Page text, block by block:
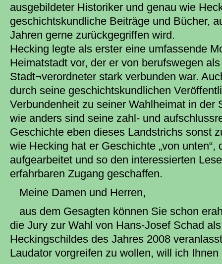
ausgebildeter Historiker und genau wie
geschichtskundliche Beiträge und Bücher,
Jahren gerne zurückgegriffen wird.
Hecking legte als erster eine umfassende
Heimatstadt vor, der er von berufswegen
Stadt¬verordneter stark verbunden war.
durch seine geschichtskundlichen
Verbundenheit zu seiner Wahlheimat in der
wie anders sind seine zahl- und
Geschichte eben dieses Landstrichs sonst
wie Hecking hat er Geschichte „von unten“,
aufgearbeitet und so den interessierten
erfahrbaren Zugang geschaffen.
Meine Damen und Herren,
aus dem Gesagten können Sie schon
die Jury zur Wahl von Hans-Josef Schad
Heckingschildes des Jahres 2008
Laudator vorgreifen zu wollen, will ich